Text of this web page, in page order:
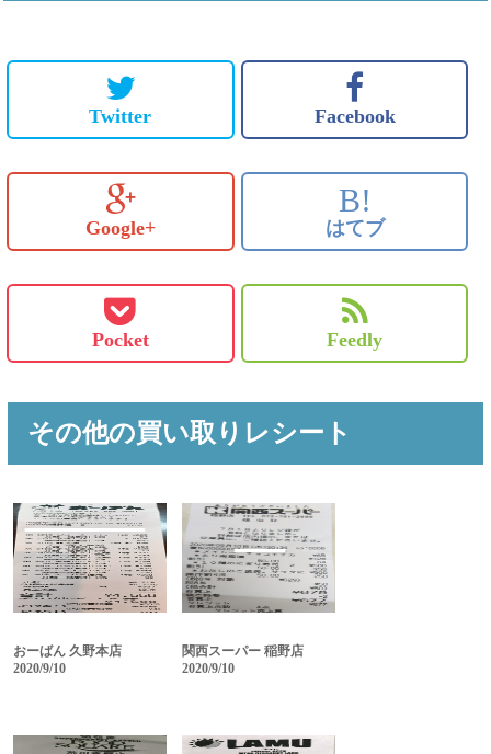
Twitter Facebook
Google+
B!
はてブ
Pocket Feedly
その他の買い取りレシート
おーばん 久野本店
2020/9/10
関西スーパー 稲野店
2020/9/10